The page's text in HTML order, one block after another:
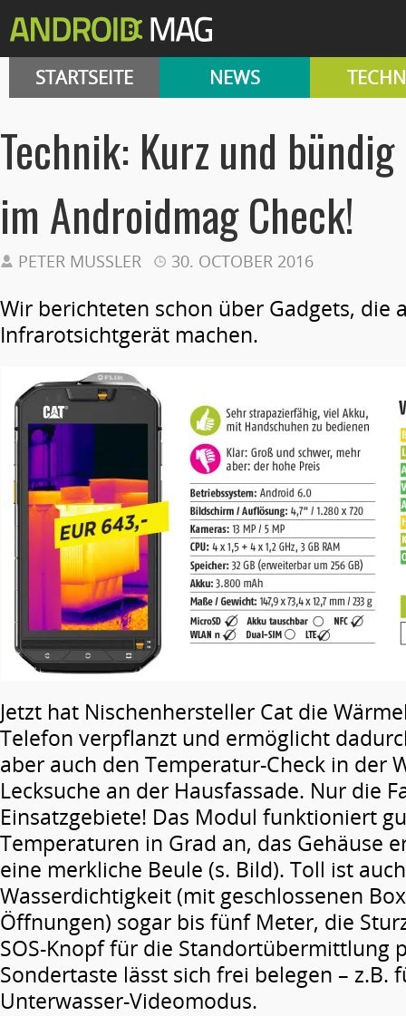
STARTSEITE NEWS
Technik: Kurz und
im Androidmag Check!
PETER MUSSLER 30. OCTOBER 2016
Wir berichteten schon über Gadgets, die
Infrarotsichtgerät machen.
Jetzt hat Nischenhersteller Cat die
Telefon verpflanzt und ermöglicht
aber auch den Temperatur-Check in der
Lecksuche an der Hausfassade. Nur die
Einsatzgebiete! Das Modul funktioniert
Temperaturen in Grad an, das Gehäuse
eine merkliche Beule (s. Bild). Toll ist
Wasserdichtigkeit (mit geschlossenen
Öffnungen) sogar bis fünf Meter, die
SOS-Knopf für die Standortübermittlung
Sondertaste lässt sich frei belegen – z.B.
Unterwasser-Videomodus.